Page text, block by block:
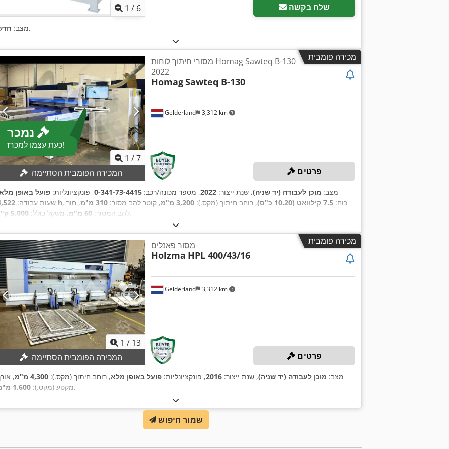
1 / 6 שלח בקשה
מצב:,
מכירה פומבית
כעת עצמו למכרז!
1 /7
המכירה הפומבית הסתיימה
Gelderland 3,312 km
מסורי חיתוך לוחות Homag Sawteq B-130
2022
HomagSawteq B-130
פרטים
מצב: מוכן לעבודה (יד שניה), שנת ייצור: 2022, מספר מכונה/רכב: 0-341-73-4415, פונקציונליות: פועל באופן
שעות עבודה: 4,522 h , כוח: 7.5 קילוואט (10.20 כ"ס) , רוחב חיתוך (מקס.): 3,200 מ"מ , קוטר להב מסור: 310 מ"מ
, חור
להב המסור: 60 מ"מ , משקל כולל: 5,000 ק"ג ,
מכירה פומבית
1 / 13
המכירה הפומבית הסתיימה
Gelderland 3,312 km
מסור פאנלים
Holzma HPL 400/43/16
פרטים
מצב: מוכן לעבודה (יד שניה), שנת ייצור: 2016, פונקציונליות: פועל באופן מלא, רוחב חיתוך (מקס.): 4,300 מ"מ
,
מקטע (מקס.): 1,600 מ"מ ,
שמור חיפוש